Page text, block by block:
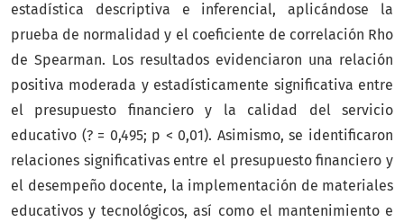
estadística descriptiva e inferencial, aplicándose la
prueba de normalidad y el coeficiente de correlación Rho
de Spearman. Los resultados evidenciaron una relación
positiva moderada y estadísticamente significativa entre
el presupuesto financiero y la calidad del servicio
educativo (? = 0,495; p < 0,01). Asimismo, se identificaron
relaciones significativas entre el presupuesto financiero y
el desempeño docente, la implementación de materiales
educativos y tecnológicos, así como el mantenimiento e